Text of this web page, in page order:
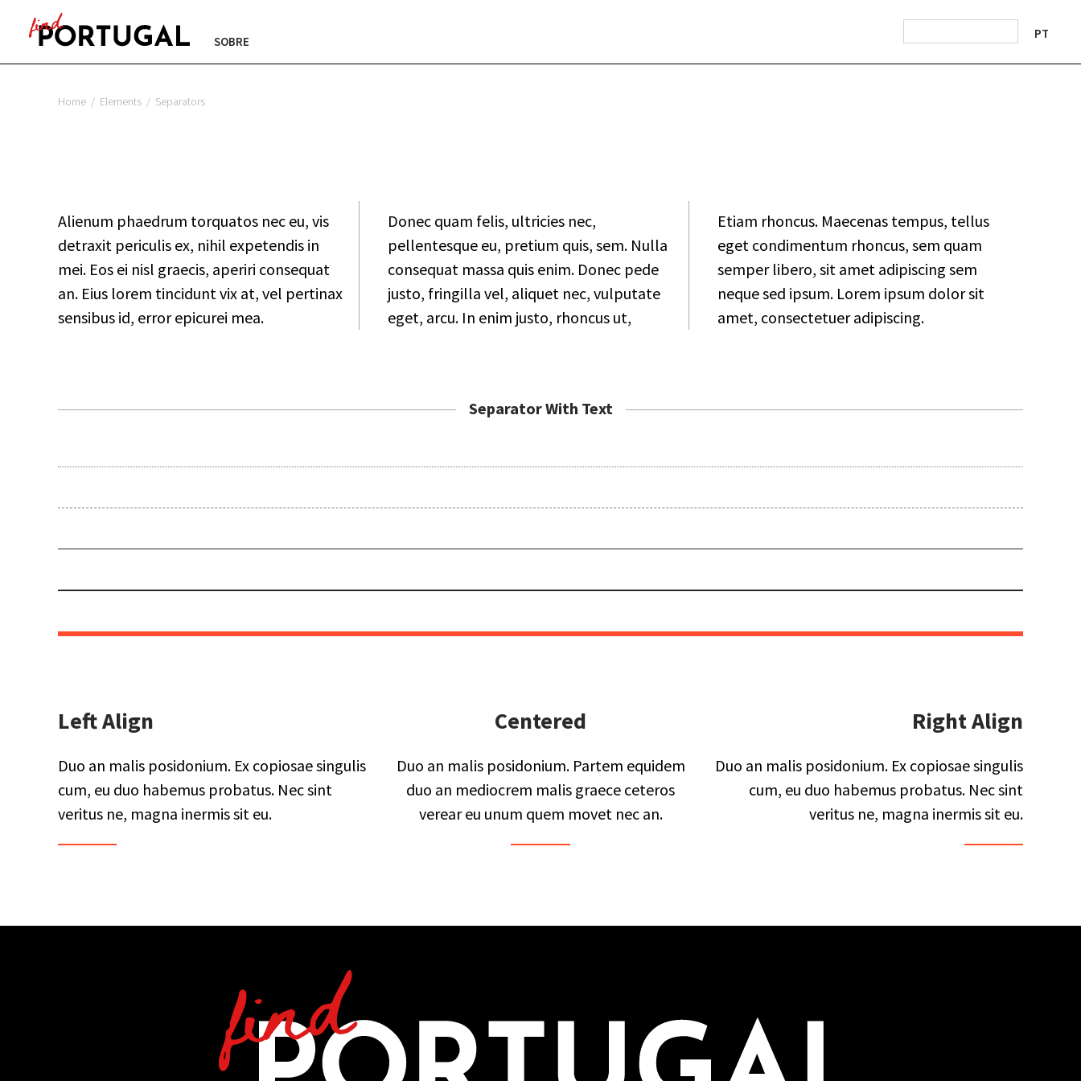
SOBRE PT
Home / Elements / Separators
Alienum phaedrum torquatos nec eu, vis
detraxit periculis ex, nihil expetendis in
mei. Eos ei nisl graecis, aperiri consequat
an. Eius lorem tincidunt vix at, vel pertinax
sensibus id, error epicurei mea.
Donec quam felis, ultricies nec,
pellentesque eu, pretium quis, sem. Nulla
consequat massa quis enim. Donec pede
justo, fringilla vel, aliquet nec, vulputate
eget, arcu. In enim justo, rhoncus ut,
Etiam rhoncus. Maecenas tempus, tellus
eget condimentum rhoncus, sem quam
semper libero, sit amet adipiscing sem
neque sed ipsum. Lorem ipsum dolor sit
amet, consectetuer adipiscing.
Separator With Text
Left Align
Duo an malis posidonium. Ex copiosae singulis
cum, eu duo habemus probatus. Nec sint
veritus ne, magna inermis sit eu.
Centered
Duo an malis posidonium. Partem equidem
duo an mediocrem malis graece ceteros
verear eu unum quem movet nec an.
Right Align
Duo an malis posidonium. Ex copiosae singulis
cum, eu duo habemus probatus. Nec sint
veritus ne, magna inermis sit eu.